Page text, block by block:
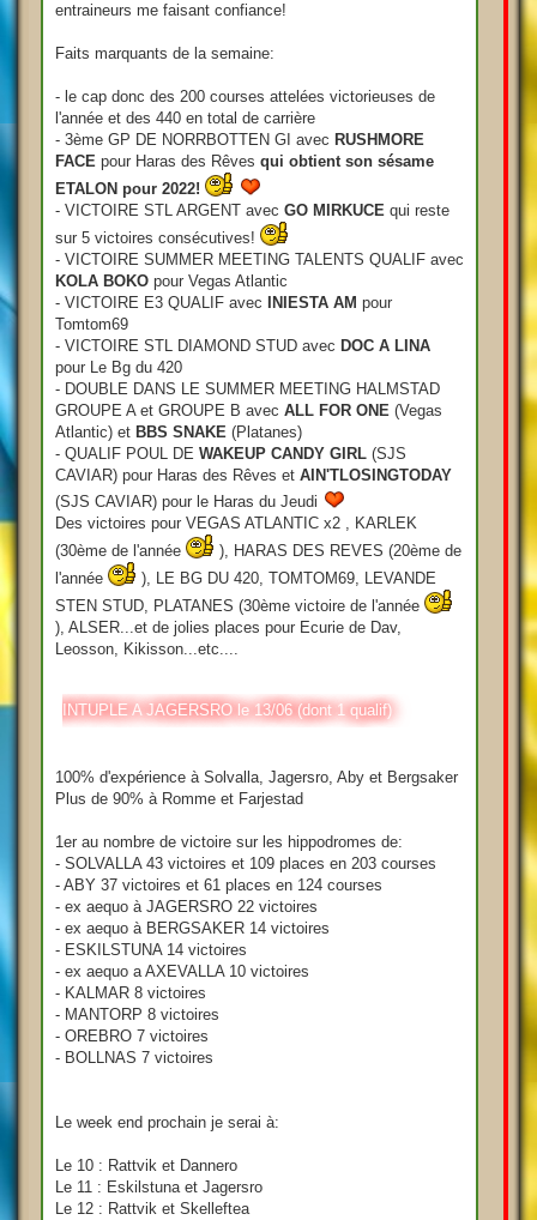
entraineurs me faisant confiance!
Faits marquants de la semaine:
- le cap donc des 200 courses attelées victorieuses de
l'année et des 440 en total de carrière
- 3ème GP DE NORRBOTTEN GI avec RUSHMORE
FACE pour Haras des Rêves qui obtient son sésame
ETALON pour 2022!
- VICTOIRE STL ARGENT avec GO MIRKUCE qui reste
sur 5 victoires consécutives!
- VICTOIRE SUMMER MEETING TALENTS QUALIF avec
KOLA BOKO pour Vegas Atlantic
- VICTOIRE E3 QUALIF avec
INIESTA AM pour
Tomtom69
- VICTOIRE STL DIAMOND STUD avec DOC A LINA
pour Le Bg du 420
- DOUBLE DANS LE SUMMER MEETING HALMSTAD
GROUPE A et GROUPE B avec ALL FOR ONE (Vegas
Atlantic) et BBS SNAKE (Platanes)
- QUALIF POUL DE WAKEUP CANDY GIRL (SJS
CAVIAR) pour Haras des Rêves et AIN'TLOSINGTODAY
(SJS CAVIAR) pour le Haras du Jeudi
Des victoires pour VEGAS ATLANTIC x2 , KARLEK
(30ème de l'année
), HARAS DES REVES (20ème de
l'année
), LE BG DU 420, TOMTOM69, LEVANDE
STEN STUD, PLATANES (30ème victoire de l'année
), ALSER...et de jolies places pour Ecurie de Dav,
Leosson, Kikisson...etc....
A JAGERSRO le 13/06 (dont 1 qualif)
100% d'expérience à Solvalla, Jagersro, Aby et Bergsaker
Plus de 90% à Romme et Farjestad
1er au nombre de victoire sur les hippodromes de:
- SOLVALLA 43 victoires et 109 places en 203 courses
- ABY 37 victoires et 61 places en 124 courses
- ex aequo à JAGERSRO 22 victoires
- ex aequo à BERGSAKER 14 victoires
- ESKILSTUNA 14 victoires
- ex aequo a AXEVALLA 10 victoires
- KALMAR 8 victoires
- MANTORP 8 victoires
- OREBRO 7 victoires
- BOLLNAS 7 victoires
Le week end prochain je serai à:
Le 10 : Rattvik et Dannero
Le 11 : Eskilstuna et Jagersro
Le 12 : Rattvik et Skelleftea